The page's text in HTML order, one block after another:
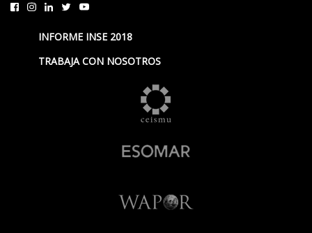
INFORME INSE 2018
TRABAJA CON NOSOTROS